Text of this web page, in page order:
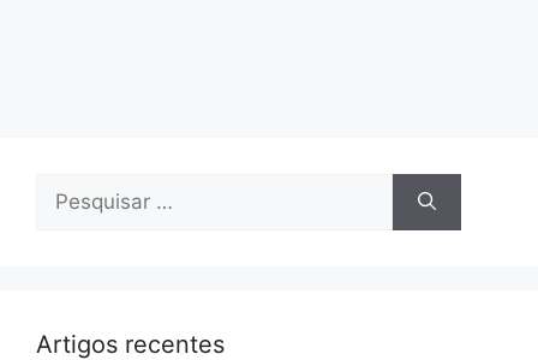
por:
Artigos recentes